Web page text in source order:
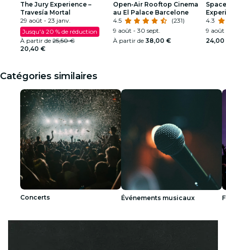
The Jury Experience –
Travesía Mortal
29 août - 23 janv.
Jusqu'à 20 % de réduction
À partir de 25,50 €
20,40 €
Open-Air Rooftop Cinema
au El Palace Barcelone
4.5
(231)
9 août - 30 sept.
À partir de 38,00 €
4.3
9 août
24,00
Catégories similaires
Concerts Événements musicaux